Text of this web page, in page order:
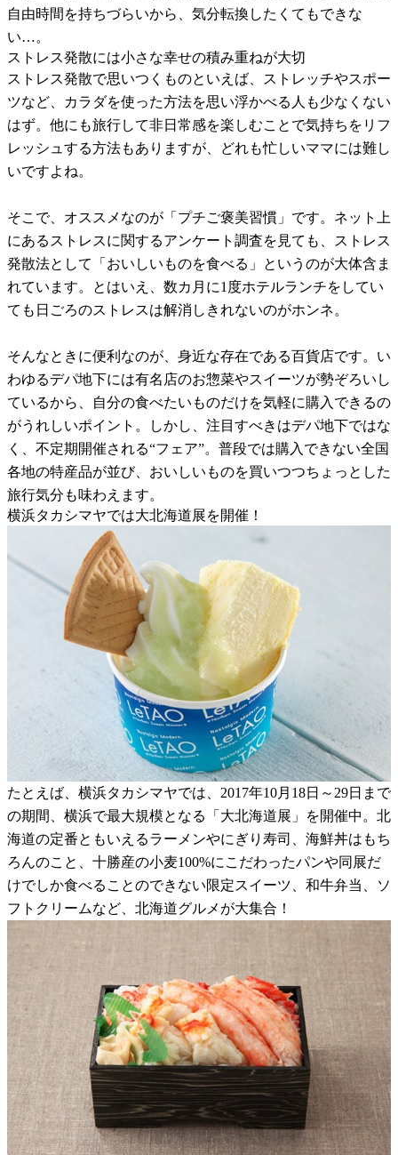
自由時間を持ちづらいから、気分転換したくてもできな
い…。
ストレス発散には小さな幸せの積み重ねが大切
ストレス発散で思いつくものといえば、ストレッチやスポー
ツなど、カラダを使った方法を思い浮かべる人も少なくない
はず。他にも旅行して非日常感を楽しむことで気持ちをリフ
レッシュする方法もありますが、どれも忙しいママには難し
いですよね。
そこで、オススメなのが「プチご褒美習慣」です。ネット上
にあるストレスに関するアンケート調査を見ても、ストレス
発散法として「おいしいものを食べる」というのが大体含ま
れています。とはいえ、数カ月に1度ホテルランチをしてい
ても日ごろのストレスは解消しきれないのがホンネ。
そんなときに便利なのが、身近な存在である百貨店です。い
わゆるデパ地下には有名店のお惣菜やスイーツが勢ぞろいし
ているから、自分の食べたいものだけを気軽に購入できるの
がうれしいポイント。しかし、注目すべきはデパ地下ではな
く、不定期開催される“フェア”。普段では購入できない全国
各地の特産品が並び、おいしいものを買いつつちょっとした
旅行気分も味わえます。
横浜タカシマヤでは大北海道展を開催！
たとえば、横浜タカシマヤでは、2017年10月18日～29日まで
の期間、横浜で最大規模となる「大北海道展」を開催中。北
海道の定番ともいえるラーメンやにぎり寿司、海鮮丼はもち
ろんのこと、十勝産の小麦100%にこだわったパンや同展だ
けでしか食べることのできない限定スイーツ、和牛弁当、ソ
フトクリームなど、北海道グルメが大集合！